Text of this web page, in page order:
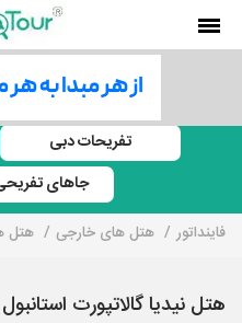
تفریحات دبی
جاهای
فاینداتور هتل های خارجی هتل
هتل نیدیا گالاتپورت استانبول